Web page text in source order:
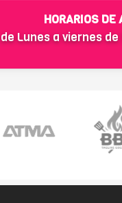
HORARIOS DE
de Lunes a viernes de